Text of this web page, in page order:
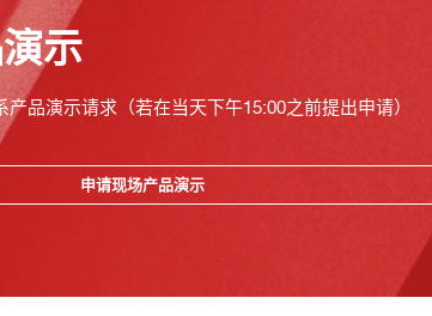
示
品演示请求（若在当天下午15:00之前提出申请）
申请现场产品演示